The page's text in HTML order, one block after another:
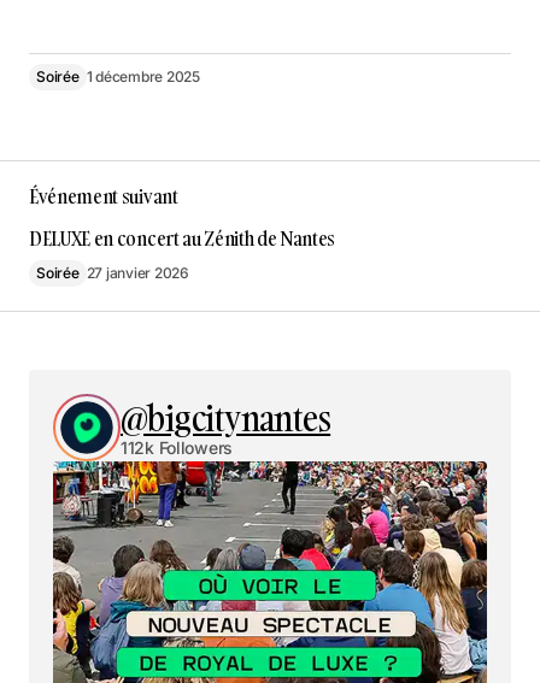
Soirée 1 décembre 2025
Événement suivant
DELUXE en concert au Zénith de Nantes
Soirée 27 janvier 2026
@bigcitynantes
112k Followers